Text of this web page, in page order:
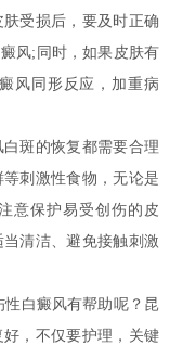
受损后，要及时正确
风;同时，如果皮肤有
风同形反应，加重病
斑的恢复都需要合理
刺激性食物，无论是
意保护易受创伤的皮
清洁、避免接触刺激
白癜风有帮助呢？昆
，不仅要护理，关键